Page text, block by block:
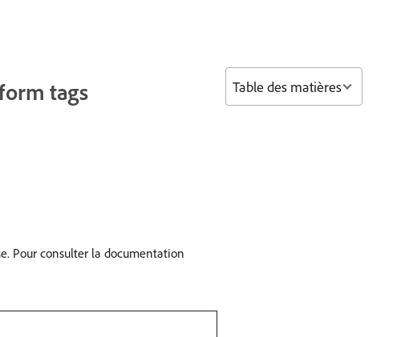
tags
Pour consulter la documentation
Table des matières